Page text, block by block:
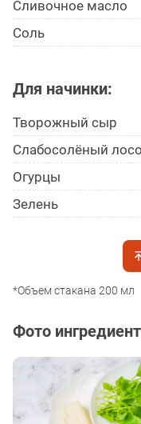
Сливочное масло
Соль
Для начинки:
Творожный сыр
Слабосолёный
Огурцы
Зелень
*Объем стакана 200 мл
Фото